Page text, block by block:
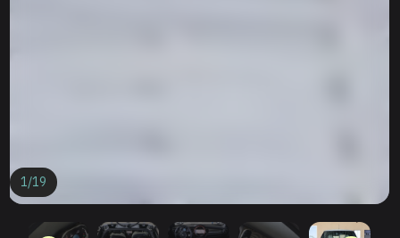
1/19